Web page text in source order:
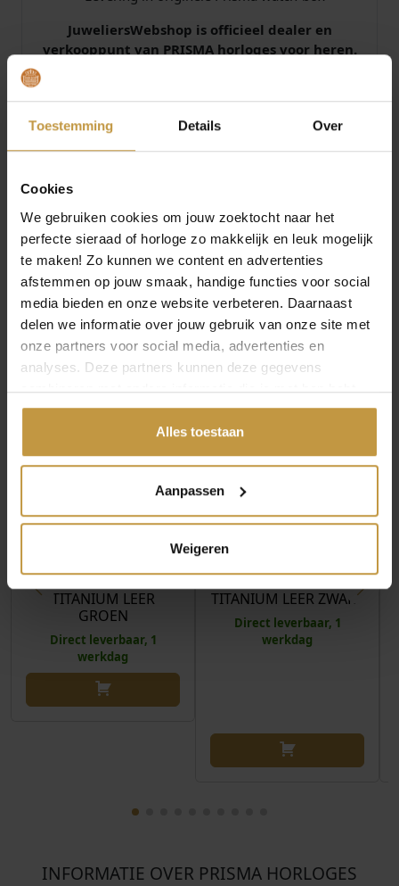
Toestemming Details Over
Cookies
We gebruiken cookies om jouw zoektocht naar het
perfecte sieraad of horloge zo makkelijk en leuk mogelijk
te maken! Zo kunnen we content en advertenties
afstemmen op jouw smaak, handige functies voor social
media bieden en onze website verbeteren. Daarnaast
delen we informatie over jouw gebruik van onze site met
onze partners voor social media, advertenties en
analyses. Deze partners kunnen deze gegevens
combineren met andere informatie die je met hen hebt
gedeeld of die ze hebben verzameld via jouw gebruik van
Alles toestaan
Aanpassen
Weigeren
JuweliersWebshop is officieel dealer en
verkooppunt van PRISMA horloges voor heren.
Specificaties
MEER VAN PRISMA HORLOGES
€119,00
P1673 HEREN
TITANIUM LEER
GROEN
Direct leverbaar, 1
werkdag
€129,00
P1407 HEREN
TITANIUM LEER ZWART
Direct leverbaar, 1
werkdag
INFORMATIE OVER PRISMA HORLOGES